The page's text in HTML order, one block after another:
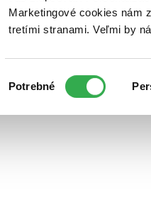
Marketingové cookies nám
tretími stranami. Veľmi by
súhlasu
Potrebné